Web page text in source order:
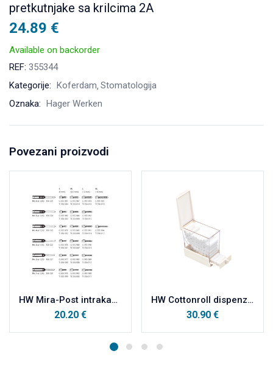
pretkutnjake sa krilcima 2A
24.89 €
Available on backorder
REF: 355344
Kategorije: Koferdam Stomatologija
Oznaka: Hager Werken
Povezani proizvodi
HW Mira-Post intrakanalni kolčići TITAN XL4 refill a’6
20.20 €
HW Cottonroll dispenzer za vaterole
30.90 €